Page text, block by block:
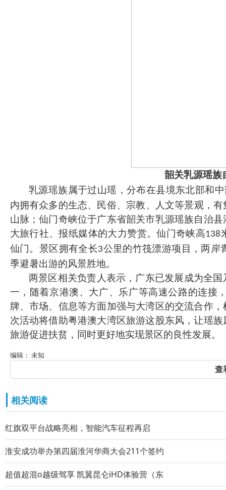
韶关乳源瑶族
乳源瑶族属于过山瑶，分布在县境东北部和
内拥有众多的生态、民俗、宗教、人文等景观，
山脉；仙门奇峡位于广东省韶关市乳源瑶族自治
大旅行社、报纸媒体的大力赞赏。仙门奇峡高138
仙门。景区拥有全长3公里的竹筏漂游项目，两岸
季避暑出游的风景胜地。
两景区相关负责人表示，广东已发展成为全
一，随着京港澳、大广、乐广等高速公路的连接
牌、市场、信息等方面加强与大湾区的交流合作
次活动将借助粤港澳大湾区旅游这股东风，让瑶
旅游促进扶贫，同时更好地实现景区的良性发展。
编辑： 未知
查
相关阅读
红旗双平台战略亮相，智能汽车征程再启
淮安成功举办第四届淮河华商大会211个签约
超值超混o越级驾享 凯翼昆仑iHD体验营（东